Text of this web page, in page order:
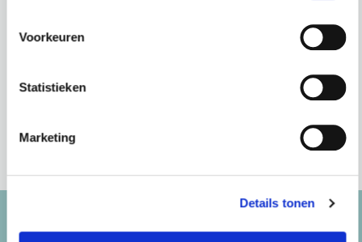
Voorkeuren
Statistieken
Marketing
Details tonen
hebben.